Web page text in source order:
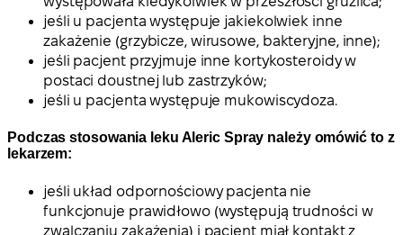
jeśli u pacjenta występuje jakiekolwiek inne
zakażenie (grzybicze, wirusowe, bakteryjne, inne);
jeśli pacjent przyjmuje inne kortykosteroidy w
postaci doustnej lub zastrzyków;
jeśli u pacjenta występuje mukowiscydoza.
Podczas stosowania leku Aleric Spray należy omówić to z
lekarzem:
jeśli układ odpornościowy pacjenta nie
funkcjonuje prawidłowo (występują trudności w
zwalczaniu zakażenia) i pacjent miał kontakt z